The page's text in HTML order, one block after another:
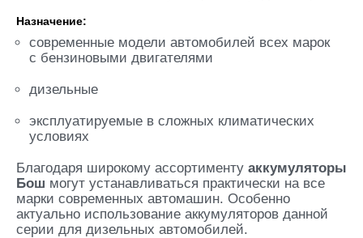
Назначение:
современные модели автомобилей всех марок
с бензиновыми двигателями
дизельные
эксплуатируемые в сложных климатических
условиях
Благодаря широкому ассортименту аккумуляторы
Бош могут устанавливаться практически на все
марки современных автомашин. Особенно
актуально использование аккумуляторов данной
серии для дизельных автомобилей.